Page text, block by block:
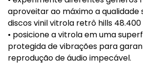
aproveitar ao máximo a qualidade
discos vinil vitrola retrô hills 48.400
• posicione a vitrola em uma
protegida de vibrações para
reprodução de áudio impecável.